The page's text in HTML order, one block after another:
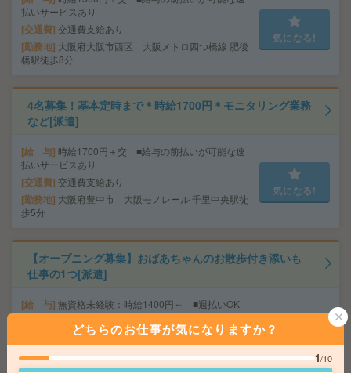
払いサービスあり
交通費 交通費支給あり
勤務地 大阪府大阪市西区 大阪メトロ四つ橋線 肥後
橋駅徒歩8分
気になる!
4名募集！基本定時まで＊時給1700円＊モニタリング業務
など[派遣]
給 与 時給1700円＋交 ■給与の前払いが可能な速
払いサービスあり
交通費 交通費支給あり
勤務地 大阪府豊中市 大阪モノレール 千里中央駅徒
歩5分
気になる!
【オープニング募集】おばあちゃんのお散歩付き添いも
仕事の1つ[派遣]
給 与 無資格未経験：時給1400円～ ■週払いOK
■扶養内OK ■日収1万1200円以上
交通費全額支給
橋・玉造・寺田町など勤務地多数！
気になる!
どちらのお仕事が気になりますか？
1/10